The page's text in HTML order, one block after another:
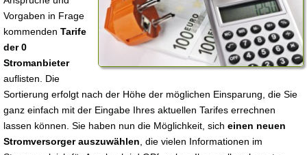
Vorgaben in Frage
kommenden Tarife
der 0
Stromanbieter
auflisten. Die
Sortierung erfolgt nach der Höhe der möglichen Einsparung, die Sie
ganz einfach mit der Eingabe Ihres aktuellen Tarifes errechnen
lassen können. Sie haben nun die Möglichkeit, sich einen neuen
Stromversorger auszuwählen , die vielen Informationen im